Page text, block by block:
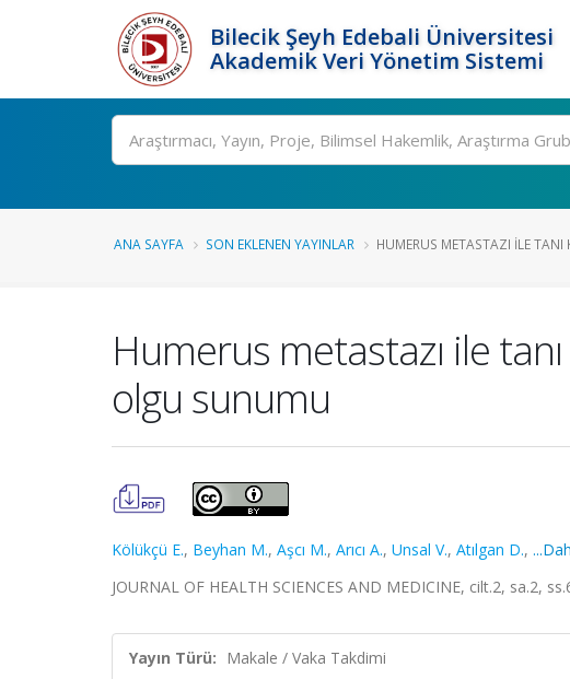
Bilecik Şeyh Edebali Üniversitesi
Akademik Veri Yönetim Sistemi
Ara
ANA SAYFA SON EKLENEN YAYINLAR HUMERUS METASTAZI ILE
Humerus metastazı ile
olgu sunumu
Kölükçü E., Beyhan M., Aşcı M., Arıcı A., Unsal V., Atılgan D.,
JOURNAL OF HEALTH SCIENCES AND MEDICINE, cilt.2, sa.2,
Yayın Türü: Makale / Vaka Takdimi